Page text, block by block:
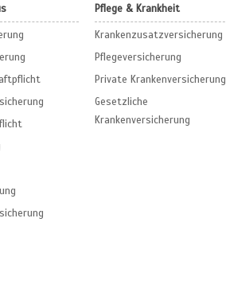
Pflege & Krankheit
Krankenzusatzversicherung
Pflegeversicherung
Private Krankenversicherung
Gesetzliche
Krankenversicherung